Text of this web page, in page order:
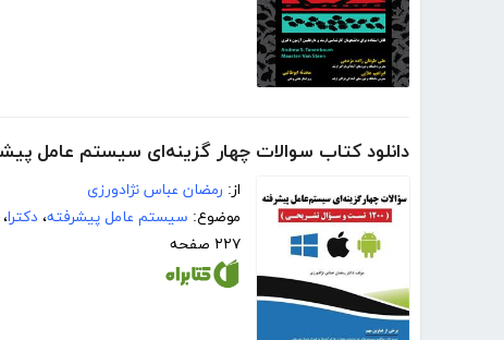
دانلود کتاب سوالات چهار گزینه‌ای سیستم عامل پیشرفته (1200 تست و
از: رمضان عباس نژادورزی
موضوع: سیستم عامل پیشرفته، دکترا،
۲۲۷ صفحه